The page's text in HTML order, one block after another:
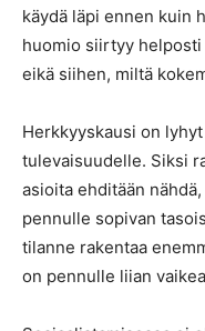
käydä läpi ennen kuin
huomio siirtyy
eikä siihen, miltä
Herkkyyskausi on
tulevaisuudelle. Siksi
asioita ehditään
pennulle sopivan
tilanne rakentaa
on pennulle liian